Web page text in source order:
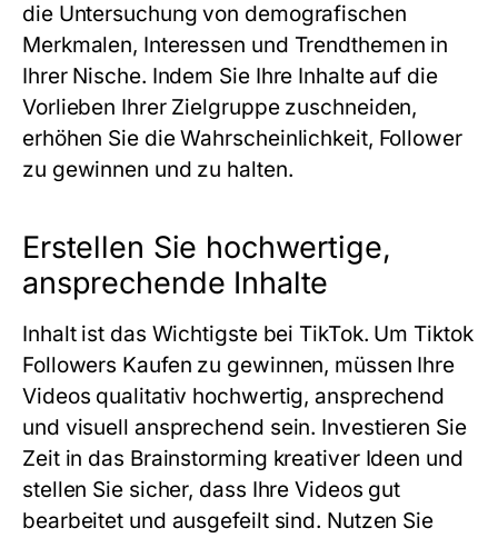
die Untersuchung von demografischen
Merkmalen, Interessen und Trendthemen in
Ihrer Nische. Indem Sie Ihre Inhalte auf die
Vorlieben Ihrer Zielgruppe zuschneiden,
erhöhen Sie die Wahrscheinlichkeit, Follower
zu gewinnen und zu halten.
Erstellen Sie hochwertige,
ansprechende Inhalte
Inhalt ist das Wichtigste bei TikTok. Um Tiktok
Followers Kaufen zu gewinnen, müssen Ihre
Videos qualitativ hochwertig, ansprechend
und visuell ansprechend sein. Investieren Sie
Zeit in das Brainstorming kreativer Ideen und
stellen Sie sicher, dass Ihre Videos gut
bearbeitet und ausgefeilt sind. Nutzen Sie